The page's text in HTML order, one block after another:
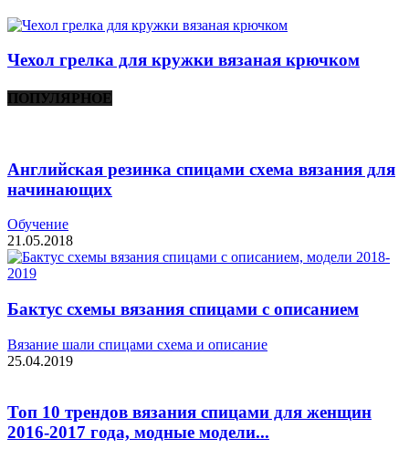
Чехол грелка для кружки вязаная крючком
ПОПУЛЯРНОЕ
Английская резинка спицами схема вязания для
начинающих
Обучение
21.05.2018
Бактус схемы вязания спицами с описанием
Вязание шали спицами схема и описание
25.04.2019
Топ 10 трендов вязания спицами для женщин
2016-2017 года, модные модели...